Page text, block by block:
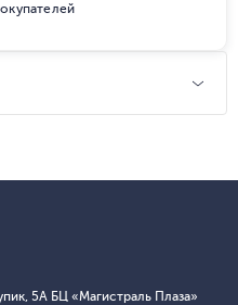
5А БЦ «Магистраль Плаза»